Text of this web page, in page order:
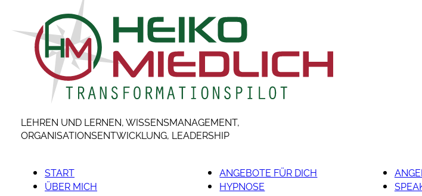
LEHREN UND LERNEN, WISSENSMANAGEMENT,
ORGANISATIONSENTWICKLUNG, LEADERSHIP
START
ÜBER MICH
ANGEBOTE FÜR DICH
HYPNOSE